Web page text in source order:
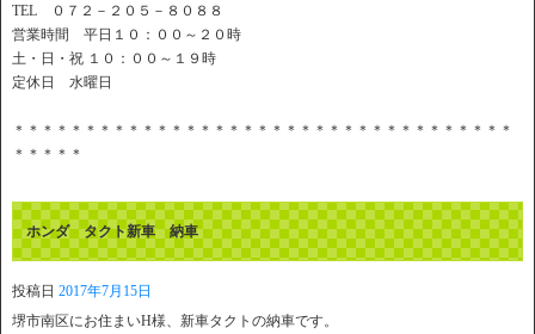
TEL ０７２－２０５－８０８８
営業時間 平日１０：００～２０時
土・日・祝 １０：００～１９時
定休日 水曜日
＊＊＊＊＊＊＊＊＊＊＊＊＊＊＊＊＊＊＊＊＊＊＊＊＊＊＊＊＊＊＊＊＊＊＊
＊＊＊＊＊
ホンダ タクト新車 納車
投稿日 2017年7月15日
堺市南区にお住まいH様、新車タクトの納車です。